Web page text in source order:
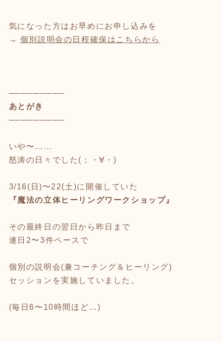
気になった方はお早めにお申し込みを
→ 個別説明会の日程確保はこちらから
─────────
あとがき
─────────
いや〜……
怒涛の日々でした(；・∀・)
3/16(日)〜22(土)に開催していた
『魔法の立体ヒーリングワークショップ』
その最終日の翌日から昨日まで
連日2〜3件ペースで
個別の説明会(兼コーチング＆ヒーリング)
セッションを実施していました。
(毎日6〜10時間ほど…)